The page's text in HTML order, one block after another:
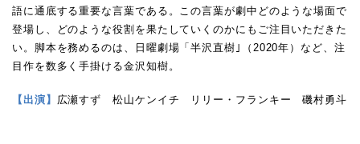
語に通底する重要な言葉である。この言葉が劇中どのような場面で
登場し、どのような役割を果たしていくのかにもご注目いただきた
い。脚本を務めるのは、日曜劇場「半沢直樹｣（2020年）など、注
目作を数多く手掛ける金沢知樹。
【出演】 広瀬すず 松山ケンイチ リリー・フランキー 磯村勇斗